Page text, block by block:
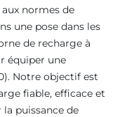
normes de
une pose dans les
de recharge à
équiper une
Notre objectif est
fiable, efficace et
puissance de